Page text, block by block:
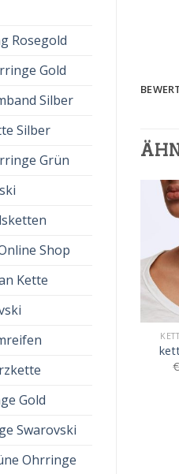
Rosegold
Gold
Silber
Silber
Grün
Shop
Kette
Gold
Swarovski
Ohrringe
KETTE VON SWAROVSKI
€59.00